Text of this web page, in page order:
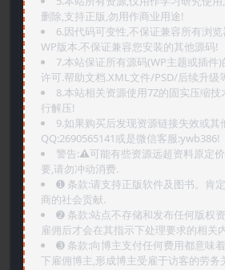
删除,支持正版,勿用作商业用途!
6.因代码可变性,不保证兼容所有浏
WP版本.不保证兼容您安装的其他源码!
7.本站保证所有源码(WP主题或插件
许可.帮助文档.XML文件/PSD/后续升级
8.本站相关资源使用7Z的固实压缩
行解压!
9.如果购买后发现资源链接失效或其
QQ:2690565141或是微信客服:ywb386!
警告:⚠️可能有些资源远超资料原定
要,请勿冲动消费.
➊️ 条款:请支持正版软件及图书。肯
商的社会贡献.
➋️ 条款:站点不存储和发布任何版权
雇佣后才会在其指示下处理要求的相关
➌️ 条款:向博主支付任何费用都意味
下雇佣博主,形成博主受雇于访客的劳务